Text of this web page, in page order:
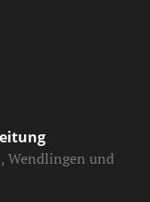
Wendlingen und